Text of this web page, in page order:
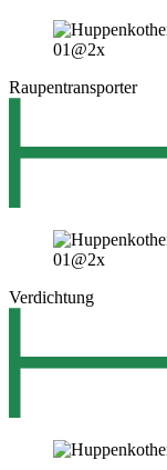
Raupentransporter
Verdichtung